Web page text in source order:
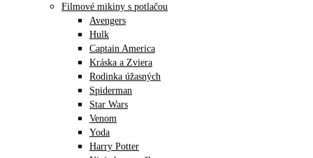
Filmové mikiny s potlačou
Avengers
Hulk
Captain America
Kráska a Zviera
Rodinka úžasných
Spiderman
Star Wars
Venom
Yoda
Harry Potter